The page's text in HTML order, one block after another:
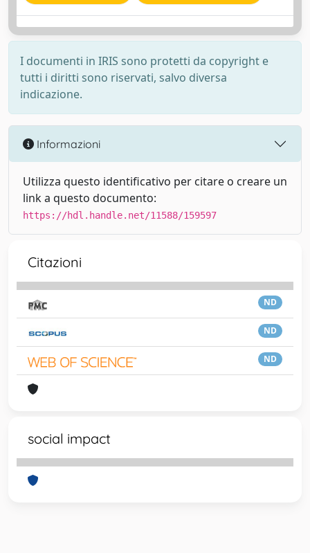
I documenti in IRIS sono protetti da copyright e
tutti i diritti sono riservati, salvo diversa
indicazione.
Informazioni
Utilizza questo identificativo per citare o creare un
link a questo documento:
https://hdl.handle.net/11588/159597
Citazioni
ND
ND
ND
social impact